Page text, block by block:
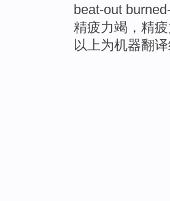
beat-out
精疲力竭，精
以上为机器翻